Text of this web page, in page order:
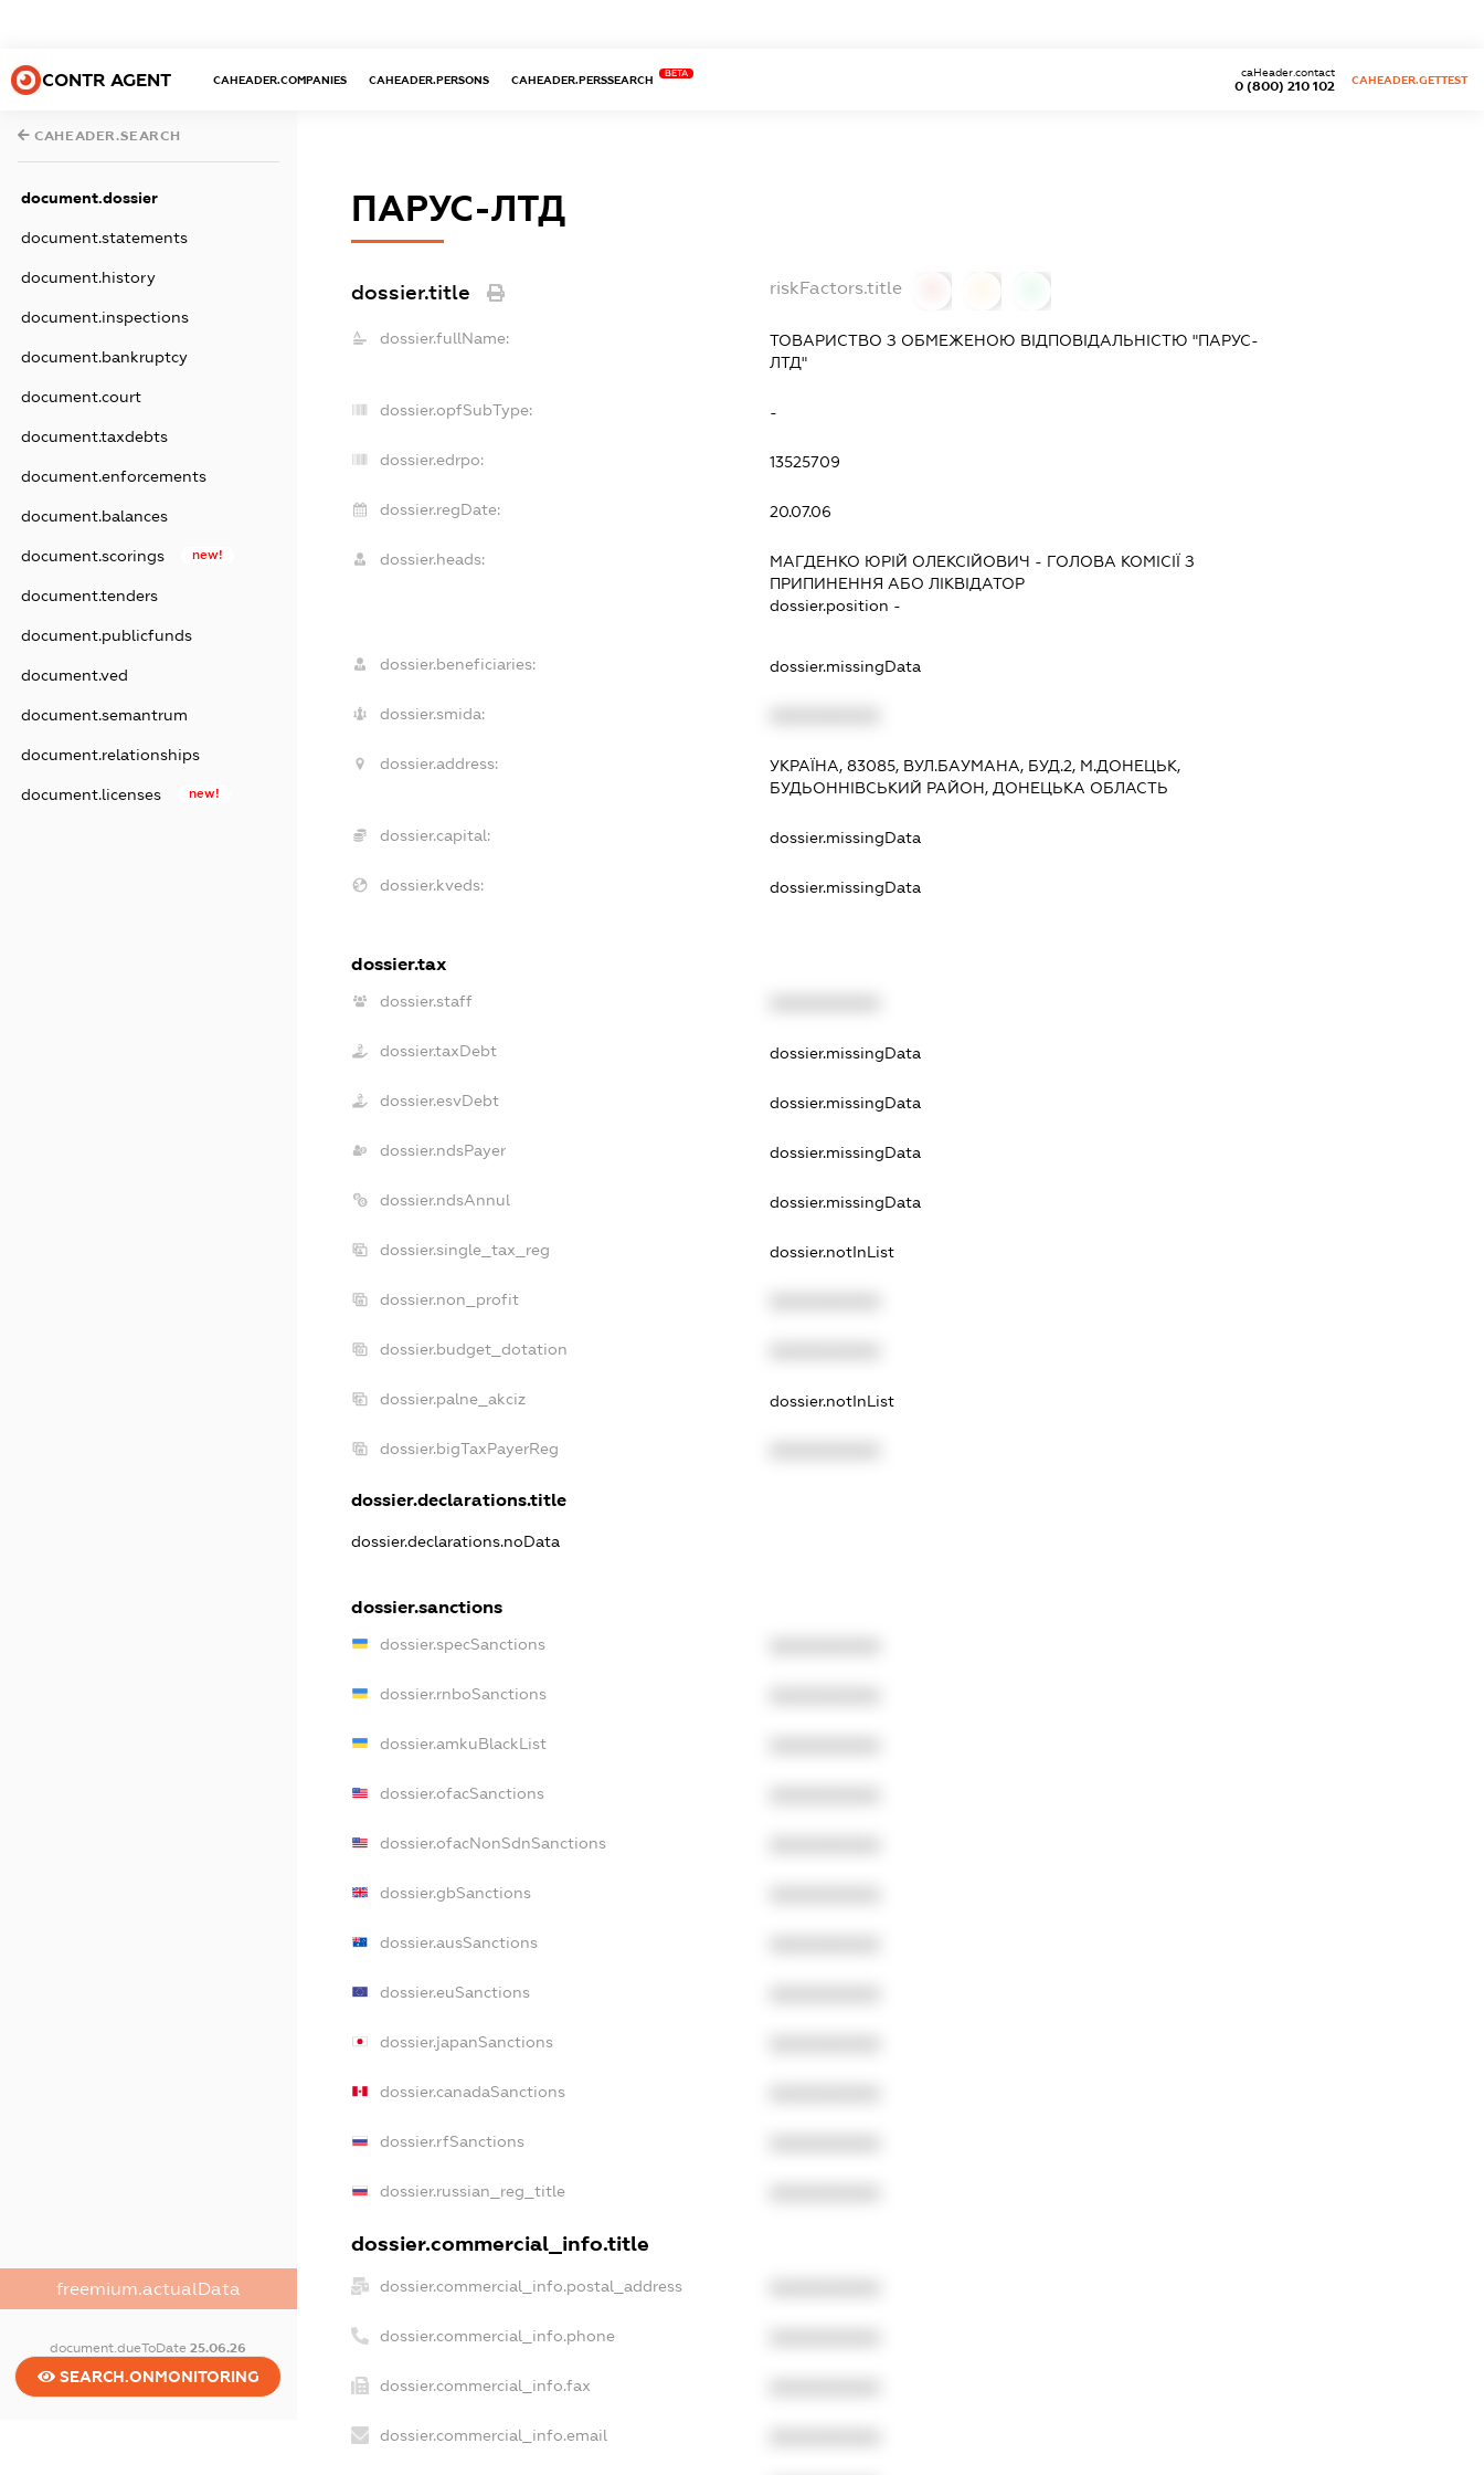
CONTR AGENT CAHEADER.COMPANIES CAHEADER.PERSONS CAHEADER.PERSSEARCH
BETA
0 (800) 210 102
caHeader.contact
CAHEADER.GETTEST
CAHEADER.SEARCH
document.dossier
document.statements
document.history
document.inspections
document.bankruptcy
document.court
document.taxdebts
document.enforcements
document.balances
document.scorings new!
document.tenders
document.publicfunds
document.ved
document.semantrum
document.relationships
document.licenses new!
freemium.actualData
document.dueToDate25.06.26
SEARCH.ONMONITORING
ПАРУС-ЛТД
dossier.title riskFactors.title
dossier.fullName:
ТОВАРИСТВО З ОБМЕЖЕНОЮ ВІДПОВІДАЛЬНІСТЮ "ПАРУС-
ЛТД"
dossier.opfSubType: -
dossier.edrpo: 13525709
dossier.regDate: 20.07.06
dossier.heads: МАГДЕНКО ЮРІЙ ОЛЕКСІЙОВИЧ - ГОЛОВА КОМІСІЇ З
ПРИПИНЕННЯ АБО ЛІКВІДАТОР
dossier.position -
dossier.beneficiaries: dossier.missingData
dossier.smida:
dossier.address:
УКРАЇНА, 83085, ВУЛ.БАУМАНА, БУД.2, М.ДОНЕЦЬК,
БУДЬОННІВСЬКИЙ РАЙОН, ДОНЕЦЬКА ОБЛАСТЬ
dossier.capital: dossier.missingData
dossier.kveds: dossier.missingData
dossier.tax
dossier.staff
dossier.taxDebt dossier.missingData
dossier.esvDebt dossier.missingData
dossier.ndsPayer dossier.missingData
dossier.ndsAnnul dossier.missingData
dossier.single_tax_reg dossier.notInList
dossier.non_profit
dossier.budget_dotation
dossier.palne_akciz dossier.notInList
dossier.bigTaxPayerReg
dossier.declarations.title
dossier.declarations.noData
dossier.sanctions
dossier.specSanctions
dossier.rnboSanctions
dossier.amkuBlackList
dossier.ofacSanctions
dossier.ofacNonSdnSanctions
dossier.gbSanctions
dossier.ausSanctions
dossier.euSanctions
dossier.japanSanctions
dossier.canadaSanctions
dossier.rfSanctions
dossier.russian_reg_title
dossier.commercial_info.title
dossier.commercial_info.postal_address
dossier.commercial_info.phone
dossier.commercial_info.fax
dossier.commercial_info.email